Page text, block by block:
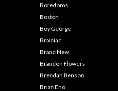
Boredoms
Boston
Boy George
Brainiac
Brand New
Brandon Flowers
Brendan Benson
Brian Eno